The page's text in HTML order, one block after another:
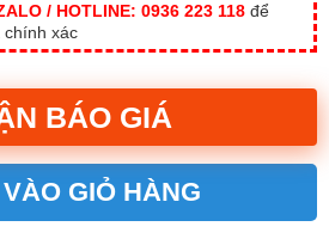
/ HOTLINE: 0936 223 118 để
xác
BÁO GIÁ
GIỎ HÀNG